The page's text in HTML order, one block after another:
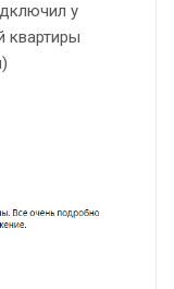
у
квартиры